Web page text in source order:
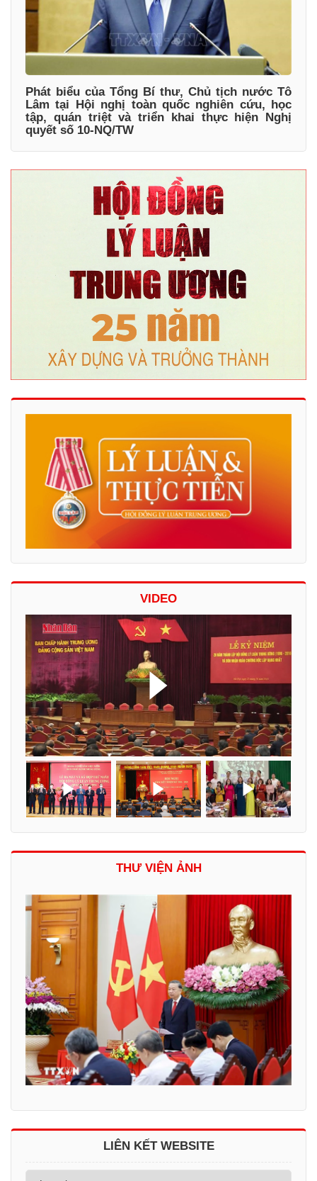
Phát biểu của Tổng Bí thư, Chủ tịch nước Tô
Lâm tại Hội nghị toàn quốc nghiên cứu, học
tập, quán triệt và triển khai thực hiện Nghị
quyết số 10-NQ/TW
VIDEO
THƯ VIỆN ẢNH
LIÊN KẾT WEBSITE